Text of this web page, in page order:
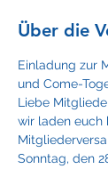
Über die
Einladung zur
und Come-
Liebe
wir laden euch
Sonntag, den